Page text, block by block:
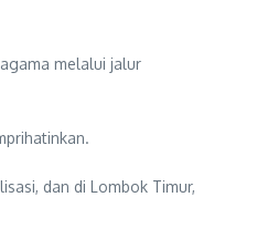
melalui jalur
dan di Lombok Timur,